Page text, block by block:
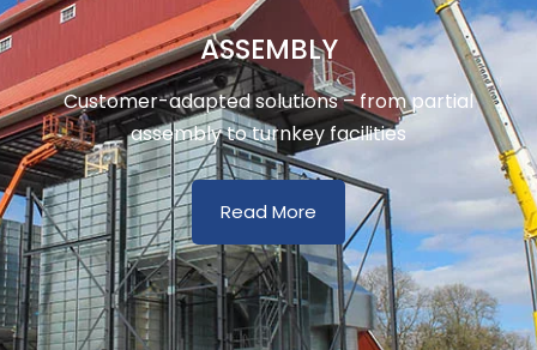
ASSEMBLY
Customer-adapted solutions – from partial
assembly to turnkey facilities
Read More